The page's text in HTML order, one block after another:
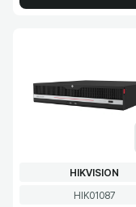
Kod produktu
HIK01087
PRODUCENT
HIKVISION